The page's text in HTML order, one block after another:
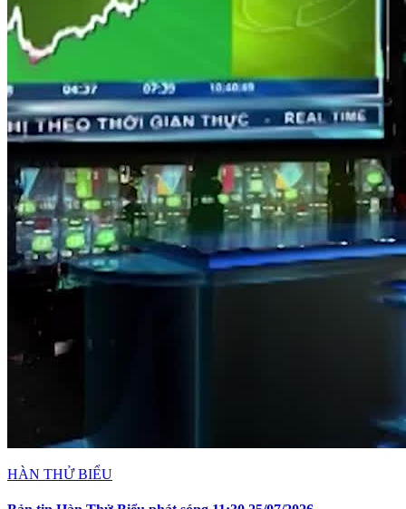
HÀN THỬ BIỂU